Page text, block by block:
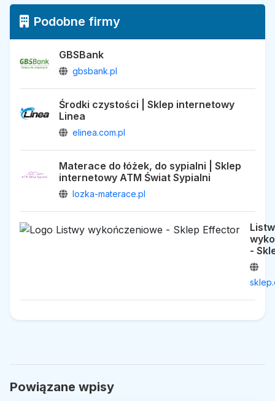
Podobne firmy
GBSBank
gbsbank.pl
Środki czystości | Sklep internetowy
Linea
elinea.com.pl
Materace do łóżek, do sypialni | Sklep
internetowy ATM Świat Sypialni
lozka-materace.pl
-
Powiązane wpisy